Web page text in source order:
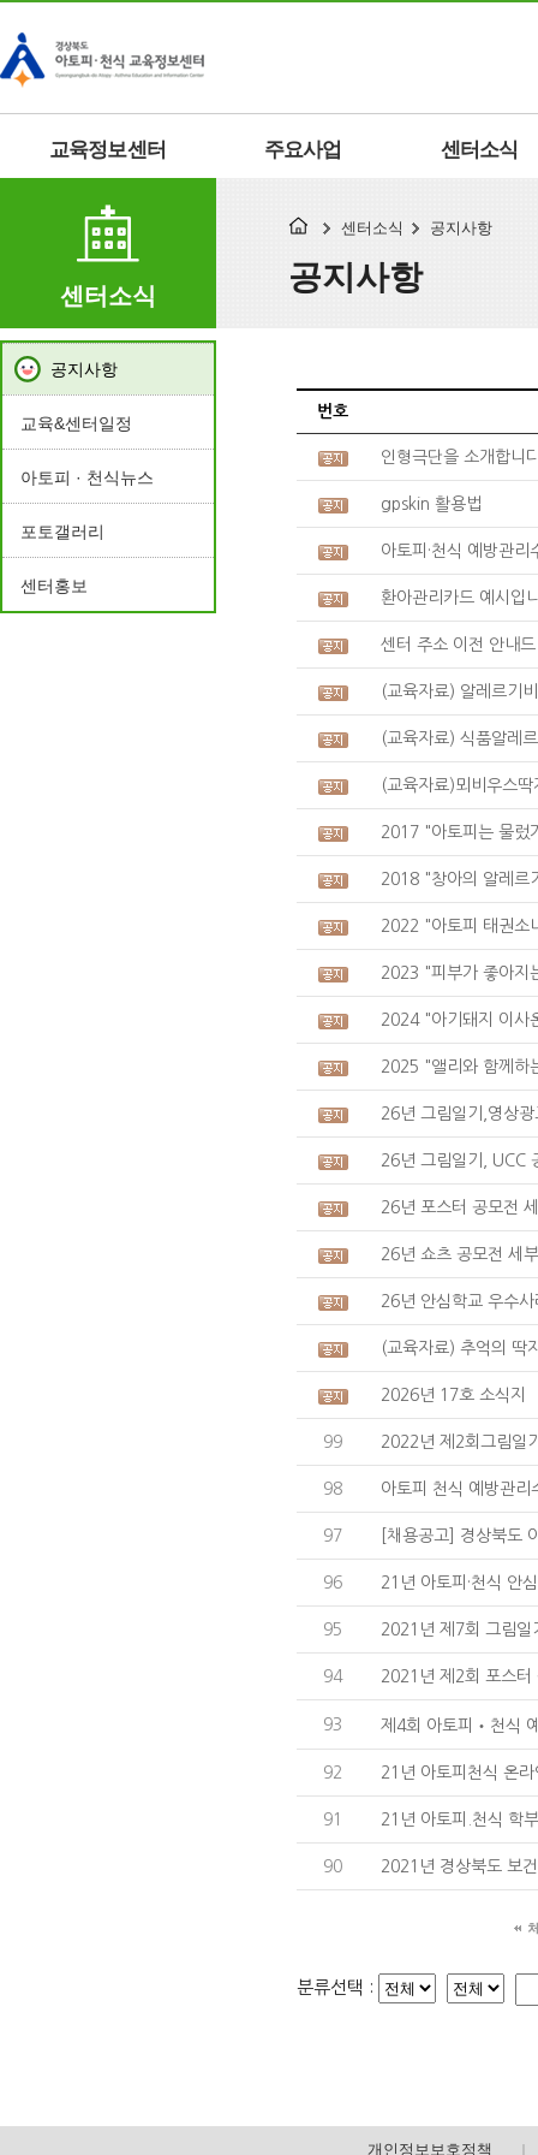
교육정보센터 주요사업 센터소식
센터소식
센터소식 공지사항
공지사항
공지사항
교육&센터일정
아토피 · 천식뉴스
포토갤러리
센터홍보
번호
인형극단을 소개합니
gpskin 활용법
아토피·천식 예방관리
환아관리카드 예시입
센터 주소 이전 안내
(교육자료) 알레르기
(교육자료) 식품알레
(교육자료)뫼비우스딱
2017 "아토피는 물렀
2018 "창아의 알레르
2022 "아토피 태권소
2023 "피부가 좋아지
2024 "아기돼지 이사
2025 "앨리와 함께하
26년 그림일기,영상
26년 그림일기, UCC
26년 포스터 공모전
26년 쇼츠 공모전 세
26년 안심학교 우수
(교육자료) 추억의 딱
2026년 17호 소식지
99 2022년 제2회그림일
98 아토피 천식 예방관리
97 [채용공고] 경상북도
96 21년 아토피·천식 안
95 2021년 제7회 그림일
94 2021년 제2회 포스터
93 제4회 아토피‧천식
92 21년 아토피천식 온
91 21년 아토피.천식 학
90 2021년 경상북도 보
분류선택 :
개인정보보호정책